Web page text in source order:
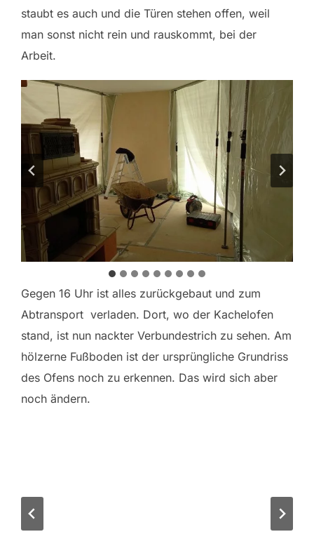
staubt es auch und die Türen stehen offen, weil
man sonst nicht rein und rauskommt, bei der
Arbeit.
Gegen 16 Uhr ist alles zurückgebaut und zum
Abtransport verladen. Dort, wo der Kachelofen
stand, ist nun nackter Verbundestrich zu sehen. Am
hölzerne Fußboden ist der ursprüngliche Grundriss
des Ofens noch zu erkennen. Das wird sich aber
noch ändern.